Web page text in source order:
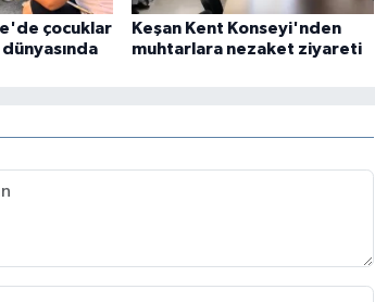
çocuklar
Keşan Kent Konseyi'nden
muhtarlara nezaket ziyareti